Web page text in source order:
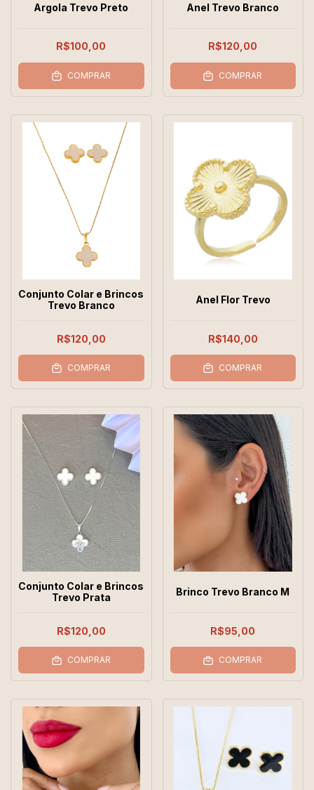
Argola Trevo Preto
R$100,00
COMPRAR
Anel Trevo Branco
R$120,00
COMPRAR
Conjunto Colar e Brincos
Trevo Branco
R$120,00
COMPRAR
Anel Flor Trevo
R$140,00
COMPRAR
Conjunto Colar e Brincos
Trevo Prata
R$120,00
COMPRAR
Brinco Trevo Branco M
R$95,00
COMPRAR